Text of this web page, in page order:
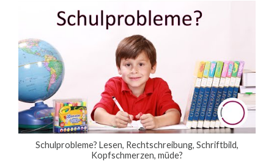
Schulprobleme? Lesen, Rechtschreibung, Schriftbild,
Kopfschmerzen, müde?